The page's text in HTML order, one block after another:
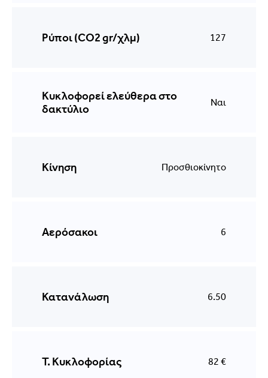
Ρύποι (CO2 gr/χλμ) 127
Κυκλοφορεί ελεύθερα στο
δακτύλιο
Ναι
Κίνηση Προσθιοκίνητο
Αερόσακοι 6
Κατανάλωση 6.50
Τ. Κυκλοφορίας 82 €